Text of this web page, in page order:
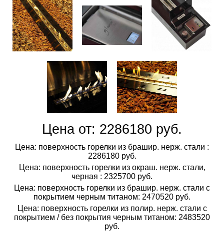
Цена от: 2286180 руб.
Цена: поверхность горелки из брашир. нерж. стали :
2286180 руб.
Цена: поверхность горелки из окраш. нерж. стали,
черная : 2325700 руб.
Цена: поверхность горелки из брашир. нерж. стали с
покрытием черным титаном: 2470520 руб.
Цена: поверхность горелки из полир. нерж. стали с
покрытием / без покрытия черным титаном: 2483520
руб.